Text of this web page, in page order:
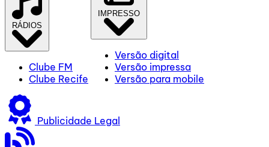
RÁDIOS
Clube FM
Clube Recife
IMPRESSO
Versão digital
Versão impressa
Versão para mobile
Publicidade Legal